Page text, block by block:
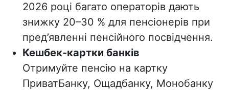
2026 році багато операторів дають
знижку 20–30 % для пенсіонерів при
пред’явленні пенсійного посвідчення.
Кешбек-картки банків
Отримуйте пенсію на картку
ПриватБанку, Ощадбанку, Монобанку